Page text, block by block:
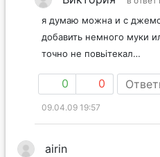
я думаю можна и с
добавить немного муки
точно не повьітекал…
0 0
09.04.09 19:57
airin